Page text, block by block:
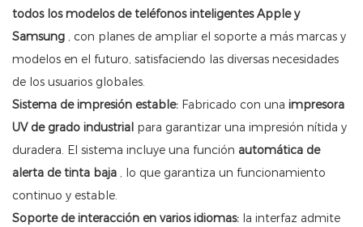
todos los modelos de teléfonos inteligentes Apple y
Samsung , con planes de ampliar el soporte a más marcas y
modelos en el futuro, satisfaciendo las diversas necesidades
de los usuarios globales.
Sistema de impresión estable: Fabricado con una impresora
UV de grado industrial para garantizar una impresión nítida y
duradera. El sistema incluye una función automática de
alerta de tinta baja , lo que garantiza un funcionamiento
continuo y estable.
Soporte de interacción en varios idiomas: la interfaz admite